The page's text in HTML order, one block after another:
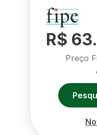
R$
Preço